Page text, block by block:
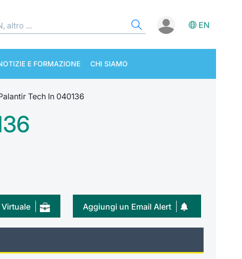
EN
E FORMAZIONE CHI SIAMO
Tech In 040136
Aggiungi un Email Alert